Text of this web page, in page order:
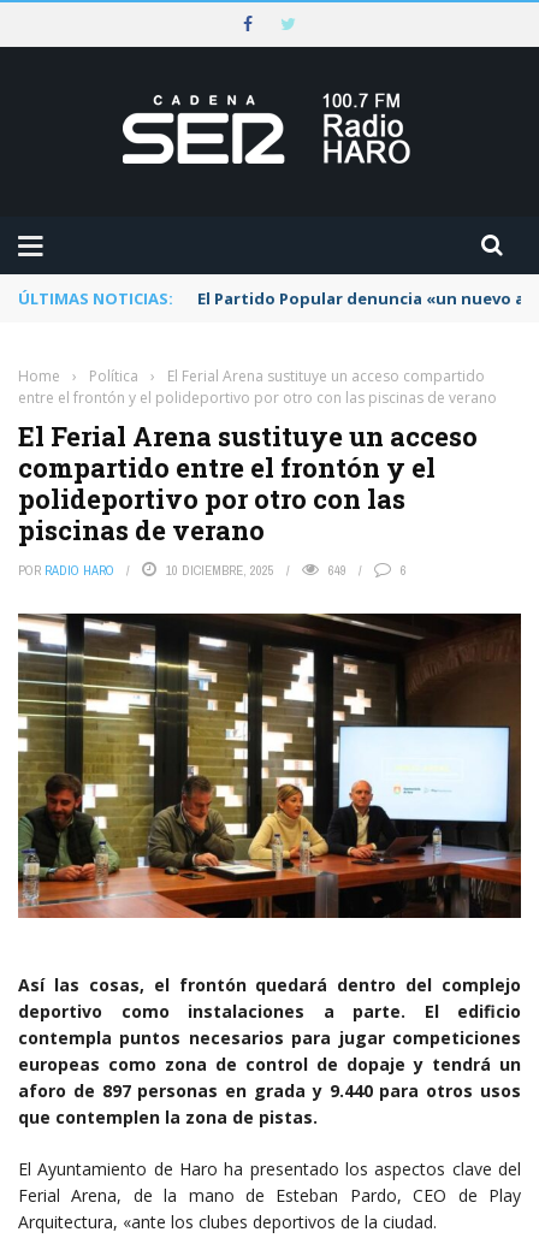
ÚLTIMAS NOTICIAS: El Partido Popular denuncia «un nuevo
Home › Política ›
El Ferial Arena sustituye un acceso compartido
entre el frontón y el polideportivo por otro con las piscinas de verano
El Ferial Arena sustituye un acceso
compartido entre el frontón y el
polideportivo por otro con las
piscinas de verano
POR RADIO HARO 10 DICIEMBRE, 2025 649 6
Así las cosas, el frontón quedará dentro del complejo
deportivo como instalaciones a parte. El edificio
contempla puntos necesarios para jugar competiciones
europeas como zona de control de dopaje y tendrá un
aforo de 897 personas en grada y 9.440 para otros usos
que contemplen la zona de pistas.
El Ayuntamiento de Haro ha presentado los aspectos clave del
Ferial Arena, de la mano de Esteban Pardo, CEO de Play
Arquitectura, «ante los clubes deportivos de la ciudad.